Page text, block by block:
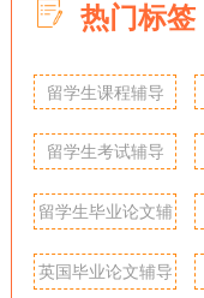
热门标签
留学生课程辅导
留学生考试辅导
留学生毕业论文辅
英国毕业论文辅导